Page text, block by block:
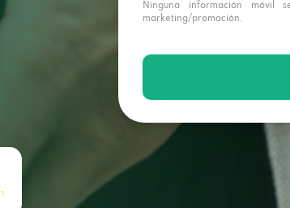
Ninguna información móvil
marketing/promoción.